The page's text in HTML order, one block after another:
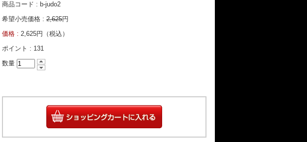
商品コード : b-judo2
希望小売価格 : 2,625円
価格 : 2,625円（税込）
ポイント : 131
数量